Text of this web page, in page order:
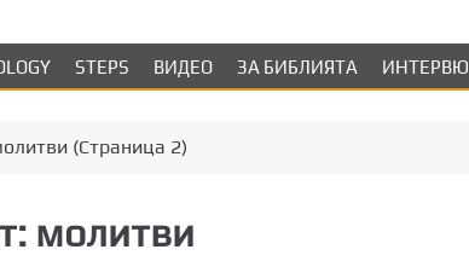
STEPS ВИДЕО ЗА БИБЛИЯТА ИНТЕРВЮ
(Страница 2)
молитви